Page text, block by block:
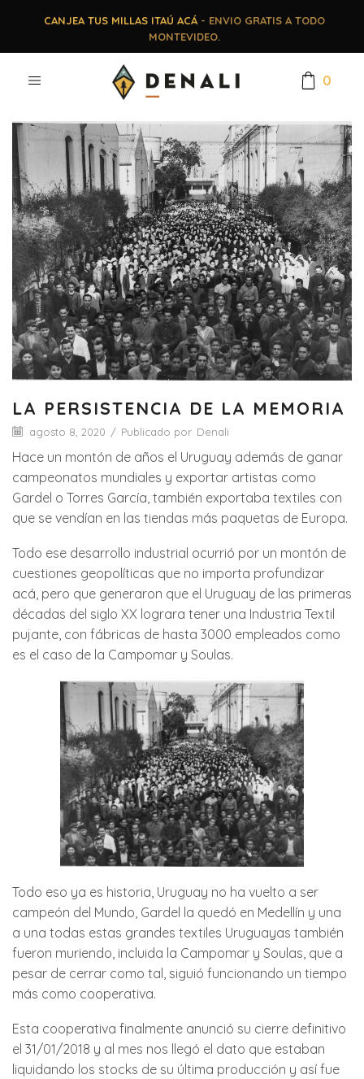
CANJEA TUS MILLAS ITAÚ ACÁ- ENVIO GRATIS A TODO
MONTEVIDEO.
0
LA PERSISTENCIA DE LA MEMORIA
agosto 8, 2020 / Publicado por Denali
Hace un montón de años el Uruguay además de ganar
campeonatos mundiales y exportar artistas como
Gardel o Torres García, también exportaba textiles con
que se vendían en las tiendas más paquetas de Europa.
Todo ese desarrollo industrial ocurrió por un montón de
cuestiones geopolíticas que no importa profundizar
acá, pero que generaron que el Uruguay de las primeras
décadas del siglo XX lograra tener una Industria Textil
pujante, con fábricas de hasta 3000 empleados como
es el caso de la Campomar y Soulas.
Todo eso ya es historia, Uruguay no ha vuelto a ser
campeón del Mundo, Gardel la quedó en Medellín y una
a una todas estas grandes textiles Uruguayas también
fueron muriendo, incluida la Campomar y Soulas, que a
pesar de cerrar como tal, siguió funcionando un tiempo
más como cooperativa.
Esta cooperativa finalmente anunció su cierre definitivo
el 31/01/2018 y al mes nos llegó el dato que estaban
liquidando los stocks de su última producción y así fue